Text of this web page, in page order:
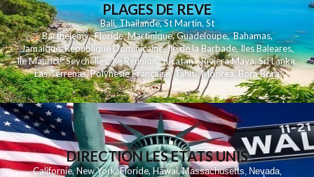
PLAGES DE REVE
Bali,Thailande,St Martin,St
Barthelemy,Floride,Martinique,Guadeloupe,Bahamas,
Jamaique,Republique Dominicaine,Ile de la Barbade,Iles Baleares,
Ile Maurice,Seychelles,Ile Reunion ,Yucatan - Riviera Maya,Sri Lanka,
Las Terrenas,Polynesie Française,Tahiti,Moorea, Bora Bora
DIRECTION LES ETATS UNIS
Californie,New York,Floride,Hawai,Massachusetts, Nevada,